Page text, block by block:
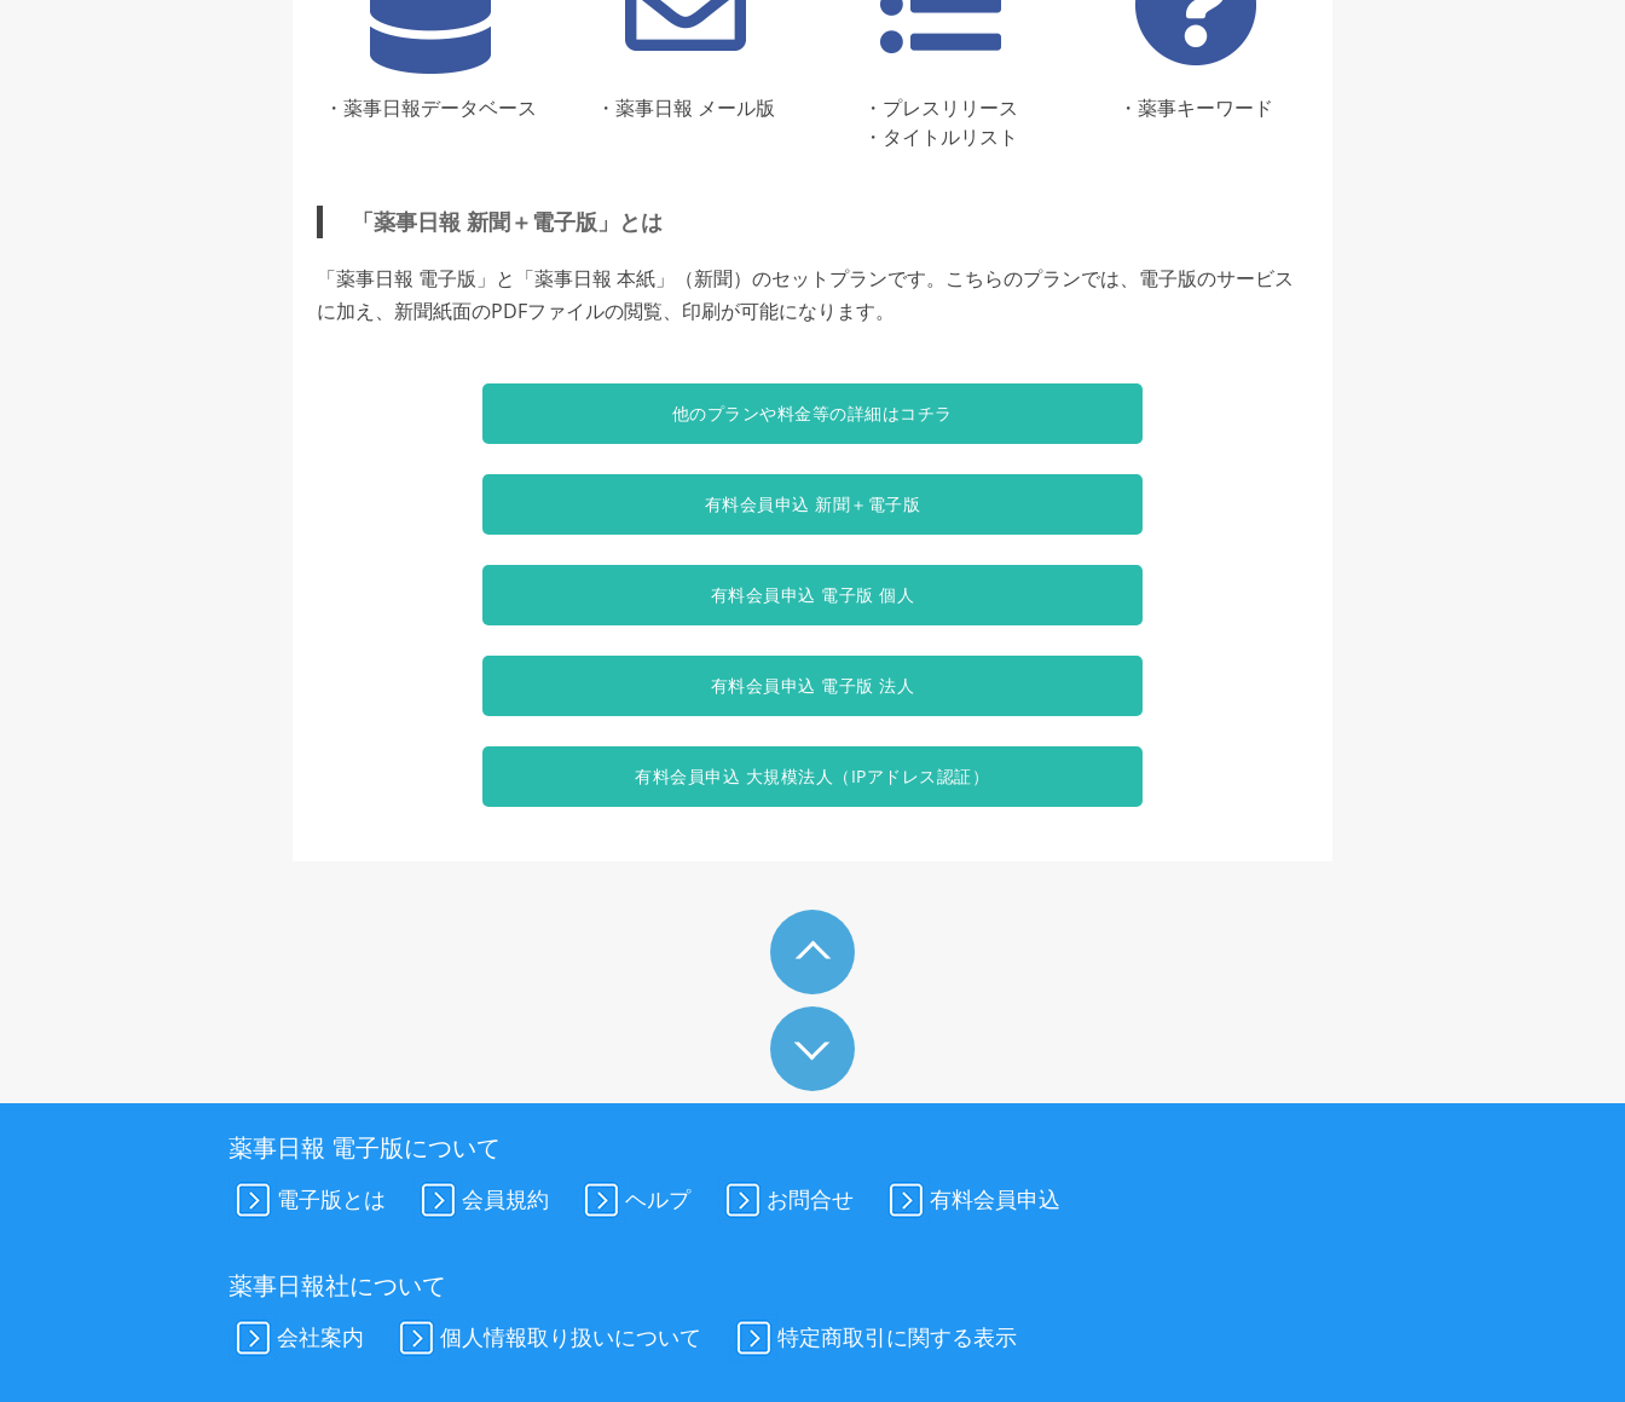
・薬事日報データベース ・薬事日報 メール版
・プレスリリース
・タイトルリスト
・薬事キーワード
「薬事日報 新聞＋電子版」とは
「薬事日報 電子版」と「薬事日報 本紙」（新聞）のセットプランです。こちらのプランでは、電子版のサービス
に加え、新聞紙面のPDFファイルの閲覧、印刷が可能になります。
他のプランや料金等の詳細はコチラ
有料会員申込 新聞＋電子版
有料会員申込 電子版 個人
有料会員申込 電子版 法人
有料会員申込 大規模法人（IPアドレス認証）
薬事日報 電子版について
電子版とは 会員規約 ヘルプ お問合せ 有料会員申込
薬事日報社について
会社案内 個人情報取り扱いについて 特定商取引に関する表示